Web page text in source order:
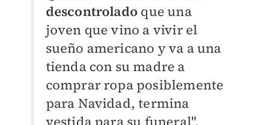
descontrolado que una
joven que vino a vivir el
sueño americano y va a una
tienda con su madre a
comprar ropa posiblemente
para Navidad, termina